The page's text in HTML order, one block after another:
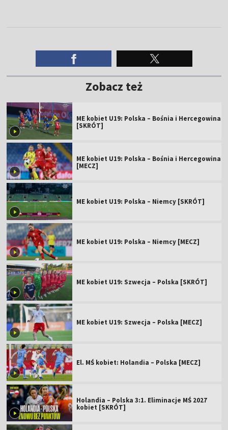
Zobacz też
ME kobiet U19: Polska – Bośnia i Hercegowina
[SKRÓT]
ME kobiet U19: Polska – Bośnia i Hercegowina
[MECZ]
ME kobiet U19: Polska – Niemcy [SKRÓT]
ME kobiet U19: Polska – Niemcy [MECZ]
ME kobiet U19: Szwecja – Polska [SKRÓT]
ME kobiet U19: Szwecja – Polska [MECZ]
El. MŚ kobiet: Holandia – Polska [MECZ]
Holandia – Polska 3:1. Eliminacje MŚ 2027
kobiet [SKRÓT]